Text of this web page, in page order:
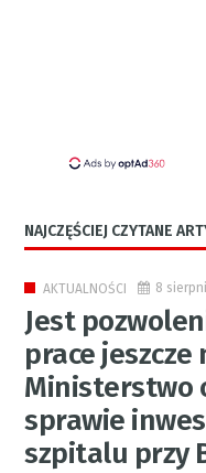
NAJCZĘŚCIEJ CZYTANE
AKTUALNOŚCI 8
Jest
prace jeszcze
Ministerstwo
sprawie
szpitalu przy